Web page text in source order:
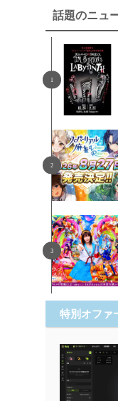
話題のニュ
特別オファ